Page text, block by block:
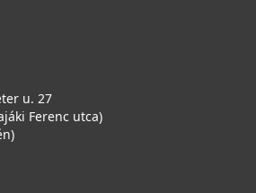
u. 27
Ferenc utca)